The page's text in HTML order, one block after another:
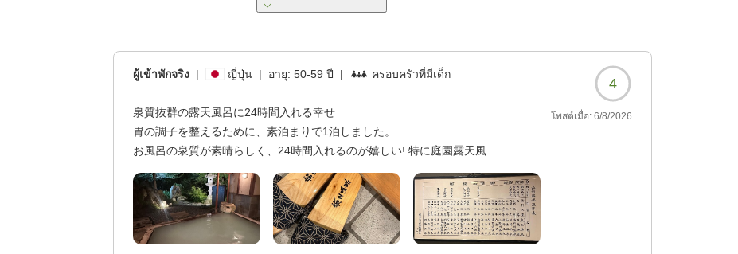
ผู้เข้าพักจริง | ญี่ปุ่น | อายุ:50-59 ปี | ครอบครัวที่มีเด็ก
4
泉質抜群の露天風呂に24時間入れる幸せ
胃の調子を整えるために、素泊まりで1泊しました。
お風呂の泉質が素晴らしく、24時間入れるのが嬉しい! 特に庭園露天風呂
また違う季節にも訪れたい。
他の画像やクチコミの詳細はこちらから
https://review.travel.rakuten.co.jp/hotel/voice/7747?
โพสต์เมื่อ: 6/8/2026